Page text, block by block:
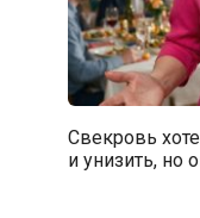
Свекровь
и унизить, но